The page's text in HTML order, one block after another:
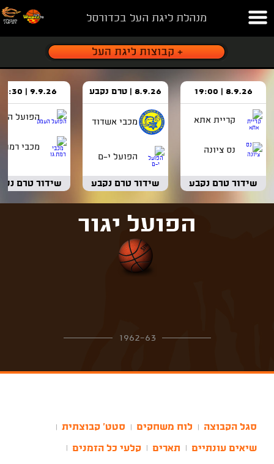
מנהלת ליגת העל בכדורסל
8.9.26 | 19:00
קריית אתא
נס ציונה
שידור טרם נקבע
8.9.26 | טרם נקבע
מכבי אשדוד
הפועל י-ם
שידור טרם נקבע
9.9.26 | 18:30
הפועל
מכבי רמת
שידור טרם
הפועל יגור
1962-63
סגל הקבוצה לוח משחקים סטט' קבוצתית
שיאים עונתיים תארים קלעי כל הזמנים